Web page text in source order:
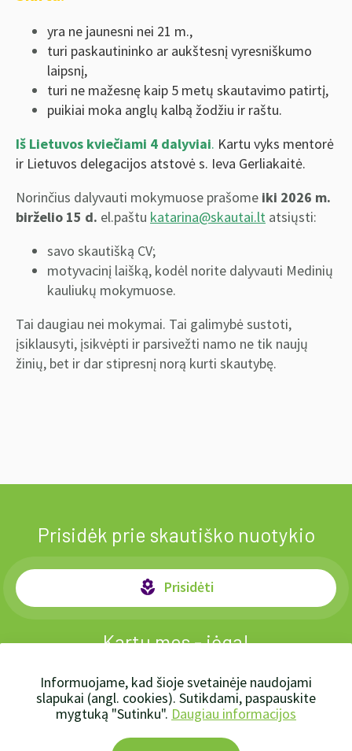
yra ne jaunesni nei 21 m.,
turi paskautininko ar aukštesnį vyresniškumo
laipsnį,
turi ne mažesnę kaip 5 metų skautavimo patirtį,
puikiai moka anglų kalbą žodžiu ir raštu.
Iš Lietuvos kviečiami 4 dalyviai. Kartu vyks mentorė
ir Lietuvos delegacijos atstovė s. Ieva Gerliakaitė.
Norinčius dalyvauti mokymuose prašome iki 2026 m.
birželio 15 d. el.paštu katarina@skautai.lt atsiųsti:
savo skautišką CV;
motyvacinį laišką, kodėl norite dalyvauti Medinių
kauliukų mokymuose.
Tai daugiau nei mokymai. Tai galimybė sustoti,
įsiklausyti, įsikvėpti ir parsivežti namo ne tik naujų
žinių, bet ir dar stipresnį norą kurti skautybę.
Informuojame, kad šioje svetainėje naudojami
slapukai (angl. cookies). Sutikdami, paspauskite
mygtuką "Sutinku". Daugiau informacijos
Prisidėk prie skautiško nuotykio
local_florist Prisidėti
Kartu mes - jėga!